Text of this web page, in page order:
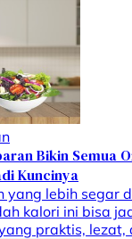
Bikin Semua
Kuncinya
yang lebih segar
kalori ini bisa
praktis, lezat,